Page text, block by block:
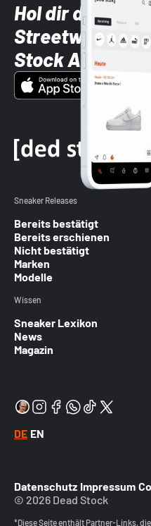
Hol dir die
Streetwear-
Stock App
Sneaker Releases
Bereits bestätigt
Bereits erschienen
Nicht bestätigt
Marken
Modelle
Wissen
Sneaker Lexikon
News
Magazin
DE EN
Datenschutz Impressum
© 2026 Dead Stock
*Diese Seite enthält Partner-Links,